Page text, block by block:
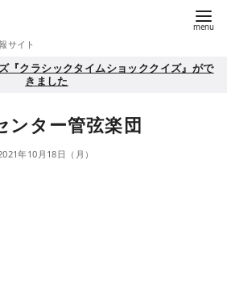
サイト
『クラシックタイムショッククイズ』がで
きました
ンター管弦楽団
年10月18日（月）